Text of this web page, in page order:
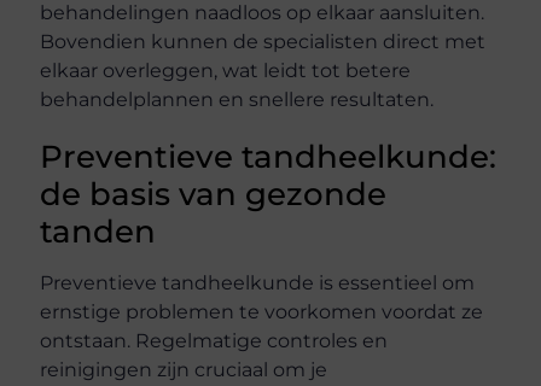
behandelingen naadloos op elkaar aansluiten.
Bovendien kunnen de specialisten direct met
elkaar overleggen, wat leidt tot betere
behandelplannen en snellere resultaten.
Preventieve tandheelkunde:
de basis van gezonde
tanden
Preventieve tandheelkunde is essentieel om
ernstige problemen te voorkomen voordat ze
ontstaan. Regelmatige controles en
reinigingen zijn cruciaal om je